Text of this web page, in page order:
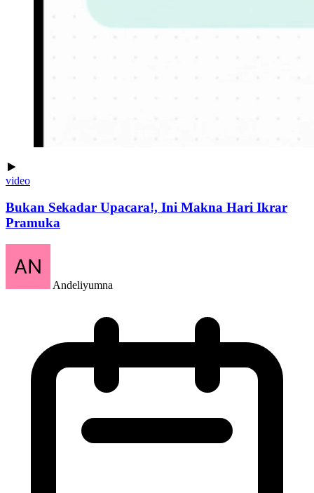
video
Bukan Sekadar Upacara!, Ini Makna Hari Ikrar
Pramuka
Andeliyumna